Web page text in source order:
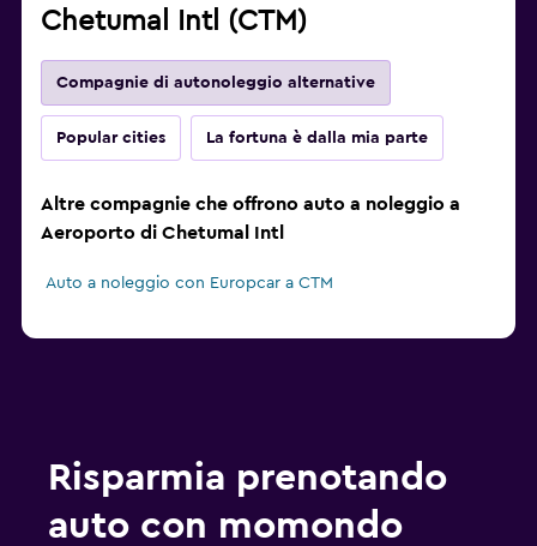
Chetumal Intl (CTM)
Compagnie di autonoleggio alternative
Popular cities La fortuna è dalla mia parte
Altre compagnie che offrono auto a noleggio a
Aeroporto di Chetumal Intl
Auto a noleggio con Europcar a CTM
Risparmia prenotando
auto con momondo